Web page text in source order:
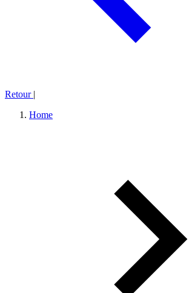
Retour |
Home